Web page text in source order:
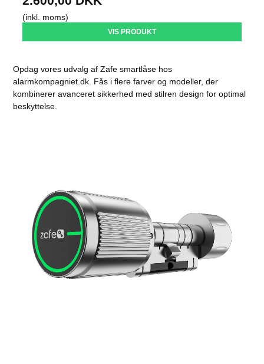
(inkl. moms)
VIS PRODUKT
Opdag vores udvalg af Zafe smartlåse hos
alarmkompagniet.dk. Fås i flere farver og modeller, der
kombinerer avanceret sikkerhed med stilren design for optimal
beskyttelse.